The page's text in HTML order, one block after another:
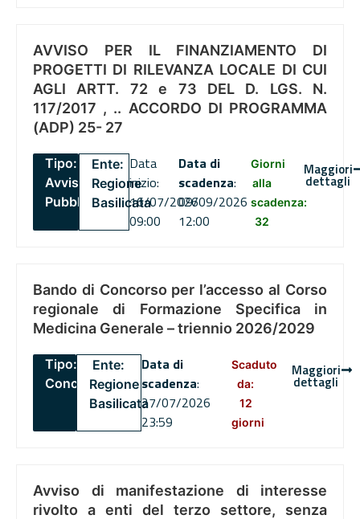
AVVISO PER IL FINANZIAMENTO DI
PROGETTI DI RILEVANZA LOCALE DI CUI
AGLI ARTT. 72 e 73 DEL D. LGS. N.
117/2017 , .. ACCORDO DI PROGRAMMA
(ADP) 25- 27
Tipo:
Avviso
Pubblico
Ente:
Regione
Basilicata
Data
inizio:
16/07/2026
09:00
Data di
scadenza:
09/09/2026
12:00
Giorni
alla
scadenza:
32
Maggiori
dettagli
Bando di Concorso per l’accesso al Corso
regionale di Formazione Specifica in
Medicina Generale – triennio 2026/2029
Tipo:
Concorsi
Ente:
Regione
Basilicata
Data di
scadenza:
27/07/2026
23:59
Scaduto
da:
12
giorni
Maggiori
dettagli
Avviso di manifestazione di interesse
rivolto a enti del terzo settore, senza